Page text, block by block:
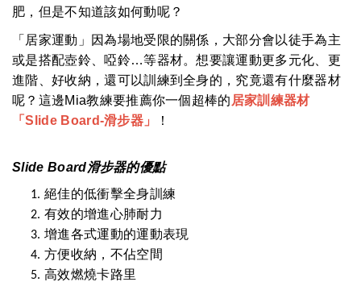
肥，但是不知道該如何動呢？
「居家運動」因為場地受限的關係，大部分會以徒手為主
或是搭配壺鈴、啞鈴…等器材。想要讓運動更多元化、更
進階、好收納，還可以訓練到全身的，究竟還有什麼器材
呢？這邊Mia教練要推薦你一個超棒的 居家訓練器材
「Slide Board-滑步器」 ！
Slide Board滑步器的優點
絕佳的低衝擊全身訓練
有效的增進心肺耐力
增進各式運動的運動表現
方便收納，不佔空間
高效燃燒卡路里